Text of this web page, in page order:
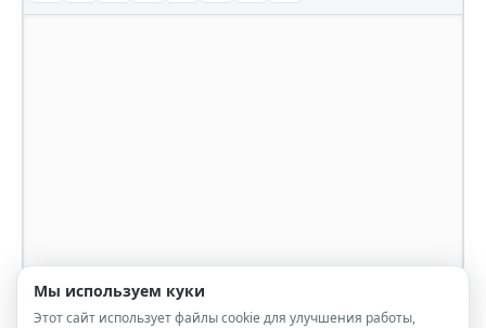
Мы используем куки
Этот сайт использует файлы cookie для улучшения работы,